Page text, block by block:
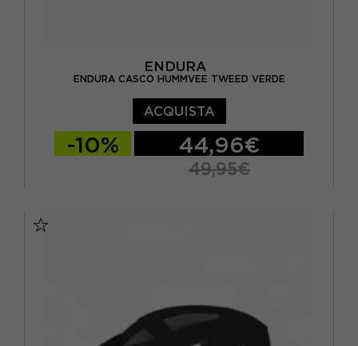
ENDURA
ENDURA CASCO HUMMVEE TWEED VERDE
ACQUISTA
-10% 44,96€
49,95€